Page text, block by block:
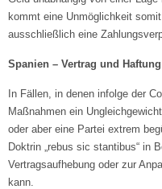
kommt eine Unmöglichkeit
ausschließlich eine
Spanien – Vertrag und
In Fällen, in denen infolge der
Maßnahmen ein
oder aber eine Partei extrem
Doktrin „rebus sic stantibus“ in
Vertragsaufhebung oder zur
kann.